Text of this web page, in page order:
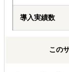
導入実績数
この